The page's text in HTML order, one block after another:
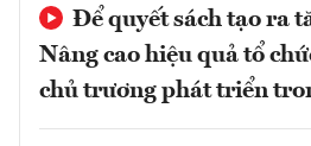
Để quyết sách tạo ra
Nâng cao hiệu quả tổ
chủ trương phát triển